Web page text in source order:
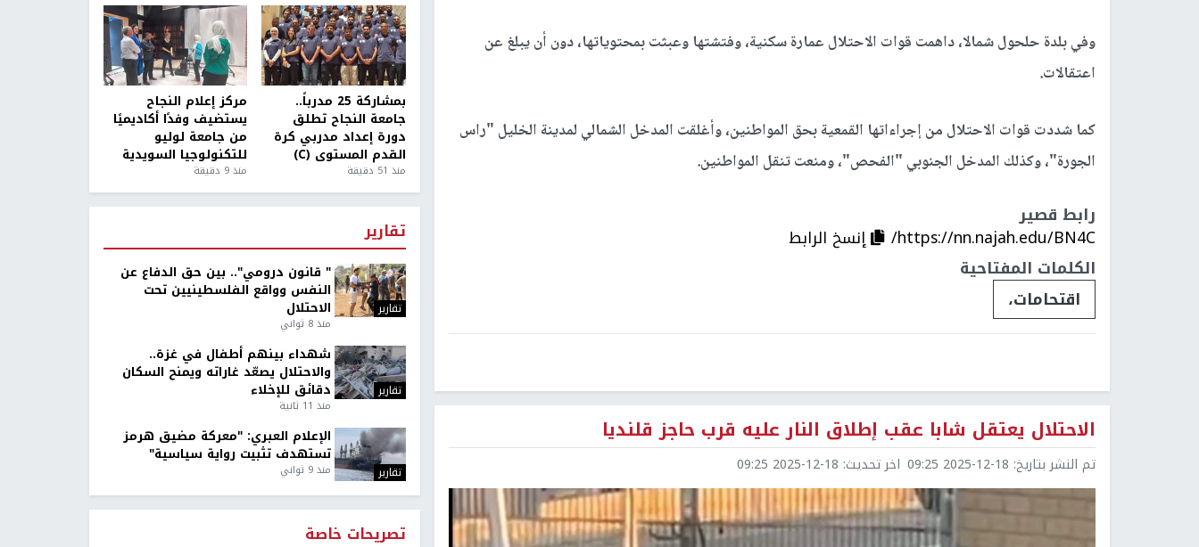
وفي بلدة حلحول شمالا، داهمت قوات الاحتلال عمارة سكنية، وفتشتها وعبثت بمحتوياتها، دون أن يبلغ عن
اعتقالات.
كما شددت قوات الاحتلال من إجراءاتها القمعية بحق المواطنين، وأغلقت المدخل الشمالي لمدينة الخليل "راس
الجورة"، وكذلك المدخل الجنوبي "الفحص"، ومنعت تنقل المواطنين.
رابط قصير
https://nn.najah.edu/BN4C/
إنسخ الرابط
الكلمات المفتاحية
اقتحامات،
الاحتلال يعتقل شابا عقب إطلاق النار عليه قرب حاجز قلنديا
تم النشر بتاريخ: 2025-12-18 09:25 اخر تحديث: 2025-12-18 09:25
بمشاركة 25 مدرباً..
جامعة النجاح تطلق
دورة إعداد مدربي كرة
القدم المستوى (C)
منذ 51 دقيقة
مركز إعلام النجاح
يستضيف وفدًا أكاديميًا
من جامعة لوليو
للتكنولوجيا السويدية
منذ 9 دقيقة
تقارير
تقارير
" قانون درومي".. بين حق الدفاع عن
النفس وواقع الفلسطينيين تحت
الاحتلال
منذ 8 ثواني
تقارير
شهداء بينهم أطفال في غزة..
والاحتلال يصعّد غاراته ويمنح السكان
دقائق للإخلاء
منذ 11 ثانية
تقارير
الإعلام العبري: "معركة مضيق هرمز
تستهدف تثبيت رواية سياسية"
منذ 9 ثواني
تصريحات خاصة